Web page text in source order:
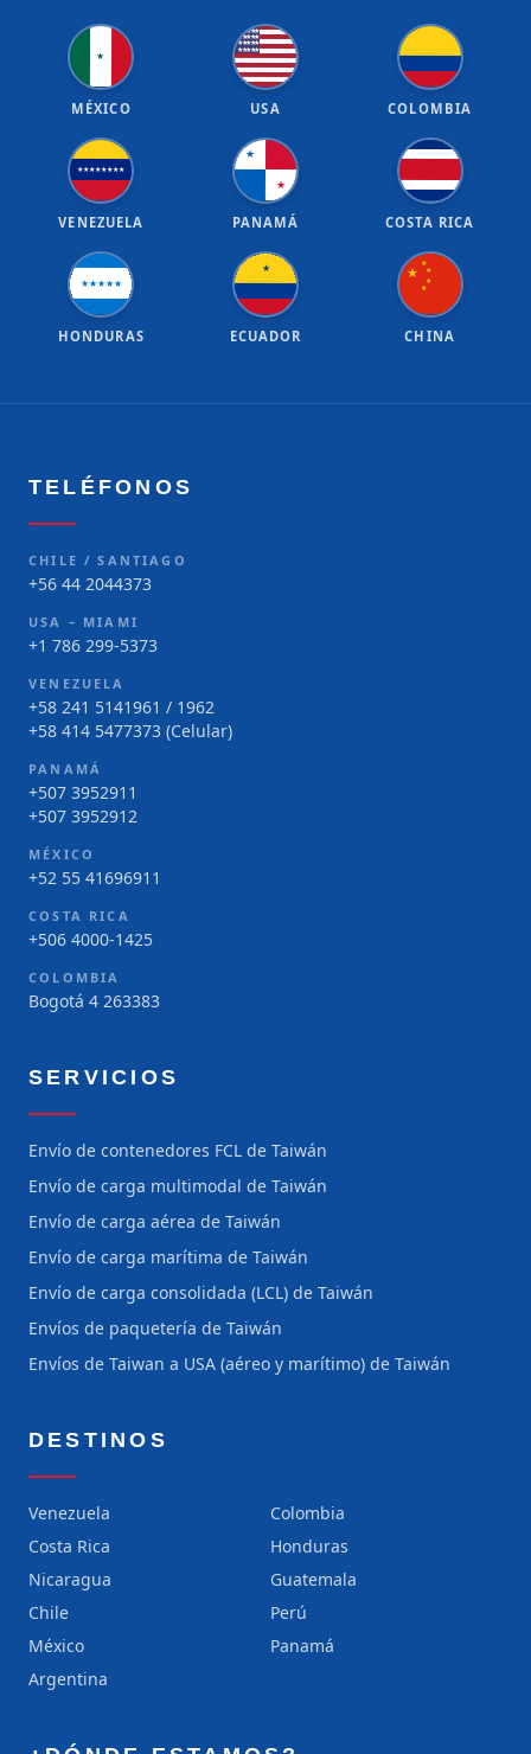
★
MÉXICO
★★★★
★★★★★
★★★★★
★★★★★
USA COLOMBIA
★★★★★★★★
VENEZUELA
★
★
PANAMÁ COSTA RICA
★★★★★
HONDURAS
★
ECUADOR
★
★
★
★
★
CHINA
TELÉFONOS
CHILE / SANTIAGO
+56 44 2044373
USA – MIAMI
+1 786 299-5373
VENEZUELA
+58 241 5141961 / 1962
+58 414 5477373 (Celular)
PANAMÁ
+507 3952911
+507 3952912
MÉXICO
+52 55 41696911
COSTA RICA
+506 4000-1425
COLOMBIA
Bogotá 4 263383
SERVICIOS
Envío de contenedores FCL de Taiwán
Envío de carga multimodal de Taiwán
Envío de carga aérea de Taiwán
Envío de carga marítima de Taiwán
Envío de carga consolidada (LCL) de Taiwán
Envíos de paquetería de Taiwán
Envíos de Taiwan a USA (aéreo y marítimo) de Taiwán
DESTINOS
Venezuela
Colombia
Costa Rica
Honduras
Nicaragua
Guatemala
Chile
Perú
México
Panamá
Argentina